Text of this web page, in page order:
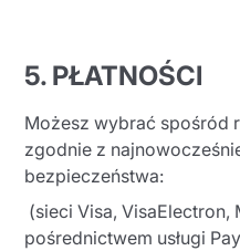
5. PŁATNOŚCI
Możesz wybrać spośród
zgodnie z
bezpieczeństwa:
(sieci Visa, VisaElectron,
pośrednictwem usługi